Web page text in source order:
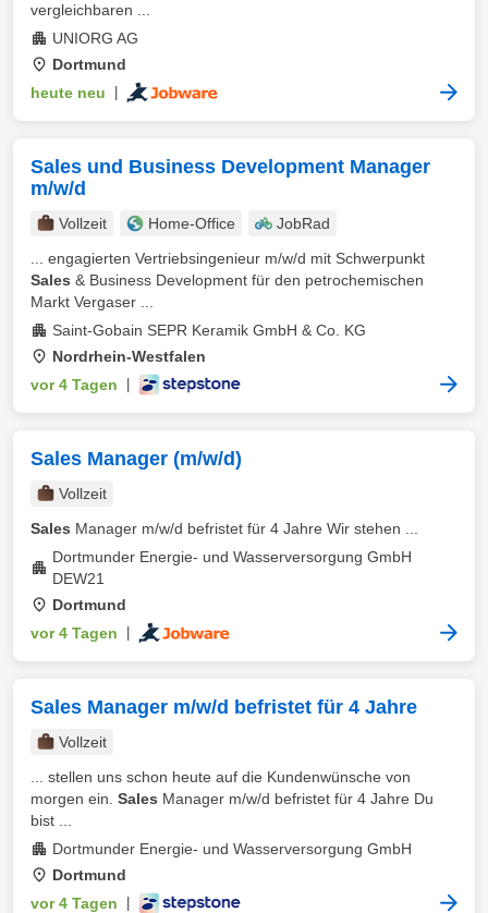
vergleichbaren ...
UNIORG AG
Dortmund
heute neu
Sales und Business Development Manager
m/w/d
Vollzeit Home-Office
JobRad
... engagierten Vertriebsingenieur m/w/d mit Schwerpunkt
Sales & Business Development für den petrochemischen
Markt Vergaser ...
Saint-Gobain SEPR Keramik GmbH & Co. KG
Nordrhein-Westfalen
vor 4 Tagen
Sales Manager (m/w/d)
Vollzeit
Sales Manager m/w/d befristet für 4 Jahre Wir stehen ...
Dortmunder Energie- und Wasserversorgung GmbH
DEW21
Dortmund
vor 4 Tagen
Sales Manager m/w/d befristet für 4 Jahre
Vollzeit
... stellen uns schon heute auf die Kundenwünsche von
morgen ein. Sales Manager m/w/d befristet für 4 Jahre Du
bist ...
Dortmunder Energie- und Wasserversorgung GmbH
Dortmund
vor 4 Tagen